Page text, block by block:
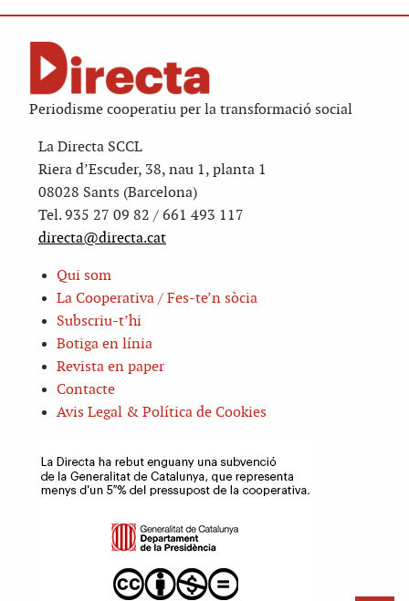
Periodisme cooperatiu per la transformació social
La Directa SCCL
Riera d’Escuder, 38, nau 1, planta 1
08028 Sants (Barcelona)
Tel. 935 27 09 82 / 661 493 117
directa@directa.cat
Qui som
La Cooperativa / Fes-te’n sòcia
Subscriu-t’hi
Botiga en línia
Revista en paper
Contacte
Avis Legal & Política de Cookies